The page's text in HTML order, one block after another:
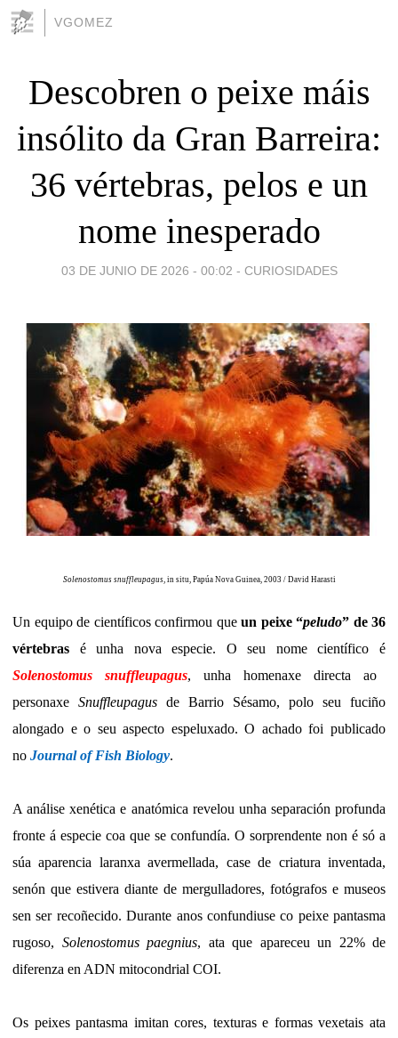
VGOMEZ
Descobren o peixe máis
insólito da Gran Barreira:
36 vértebras, pelos e un
nome inesperado
03 DE JUNIO DE 2026 - 00:02 - CURIOSIDADES
Solenostomus snuffleupagus, in situ, Papúa Nova Guinea, 2003 / David Harasti
Un equipo de científicos confirmou que un peixe “peludo” de 36
vértebras é unha nova especie. O seu nome científico é
Solenostomus snuffleupagus, unha homenaxe directa ao
personaxe Snuffleupagus de Barrio Sésamo, polo seu fuciño
alongado e o seu aspecto espeluxado. O achado foi publicado
no Journal of Fish Biology.
A análise xenética e anatómica revelou unha separación profunda
fronte á especie coa que se confundía. O sorprendente non é só a
súa aparencia laranxa avermellada, case de criatura inventada,
senón que estivera diante de mergulladores, fotógrafos e museos
sen ser recoñecido. Durante anos confundiuse co peixe pantasma
rugoso, Solenostomus paegnius, ata que apareceu un 22% de
diferenza en ADN mitocondrial COI.
Os peixes pantasma imitan cores, texturas e formas vexetais ata